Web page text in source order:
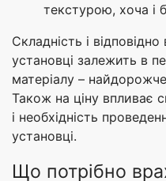
текстурою, хоча і
Складність і відповідно
установці залежить в
матеріалу –
Також на ціну впливає
і необхідність
установці.
Що потрібно